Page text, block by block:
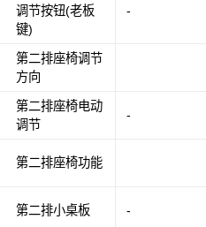
调节按钮(老板
键)
第二排座椅调节
方向
第二排座椅电动
调节
第二排座椅功能
第二排小桌板
-
-
-